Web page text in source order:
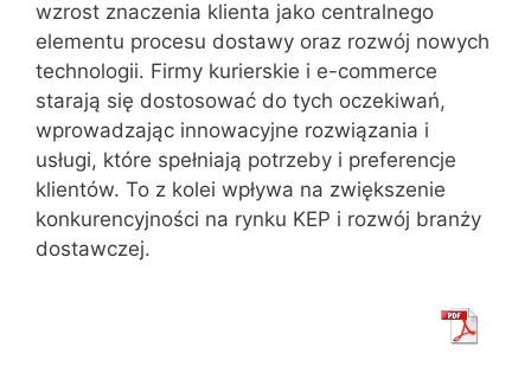
wzrost znaczenia klienta jako centralnego
elementu procesu dostawy oraz rozwój nowych
technologii. Firmy kurierskie i e-commerce
starają się dostosować do tych oczekiwań,
wprowadzając innowacyjne rozwiązania i
usługi, które spełniają potrzeby i preferencje
klientów. To z kolei wpływa na zwiększenie
konkurencyjności na rynku KEP i rozwój branży
dostawczej.